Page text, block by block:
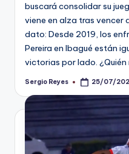
buscará consolidar su
viene en alza tras vencer
dato: Desde 2019, los
Pereira en Ibagué están
victorias por lado.
Publicado
Sergio Reyes 25/07/